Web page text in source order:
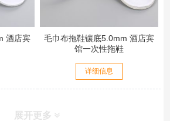
酒店宾
毛巾布拖鞋镶底5.0mm 酒店宾
馆一次性拖鞋
详细信息
展开更多